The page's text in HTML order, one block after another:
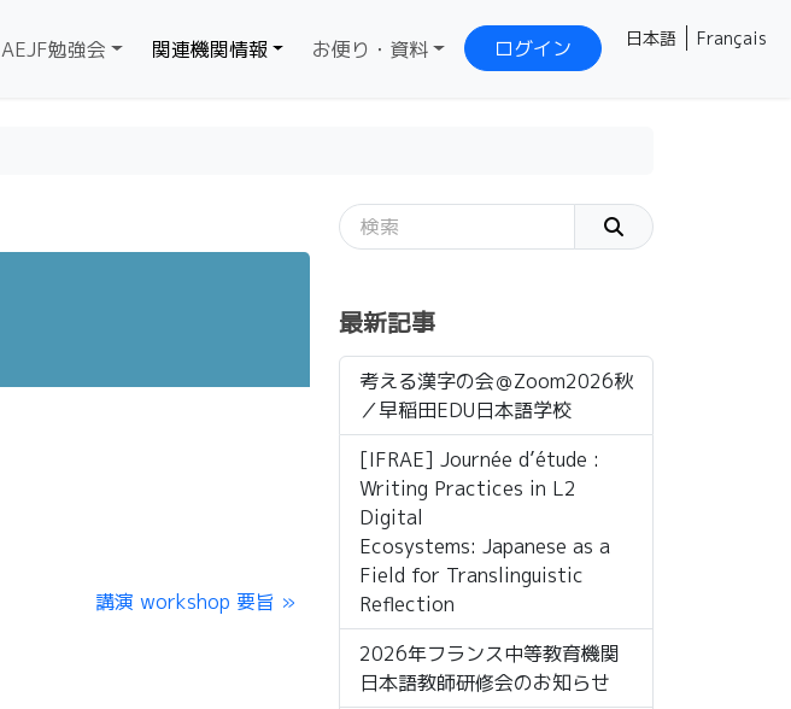
AEJF勉強会 関連機関情報 お便り・資料 ログイン Français
日本語
講演 workshop 要旨
最新記事
考える漢字の会＠Zoom2026秋
／早稲田EDU日本語学校
[IFRAE] Journée d’étude :
Writing Practices in L2
Digital
Ecosystems: Japanese as a
Field for Translinguistic
Reflection
2026年フランス中等教育機関
日本語教師研修会のお知らせ